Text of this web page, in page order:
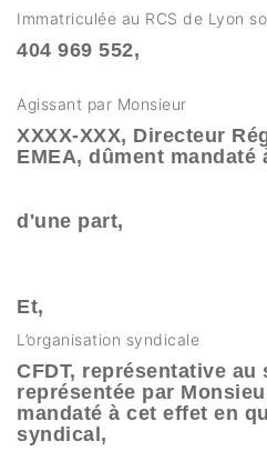
Immatriculée au RCS de Lyon
404 969 552,
Agissant par Monsieur
XXXX-XXX, Directeur
EMEA, dûment mandaté
d'une part,
Et,
L’organisation syndicale
CFDT, représentative au
représentée par
mandaté à cet effet en
syndical,